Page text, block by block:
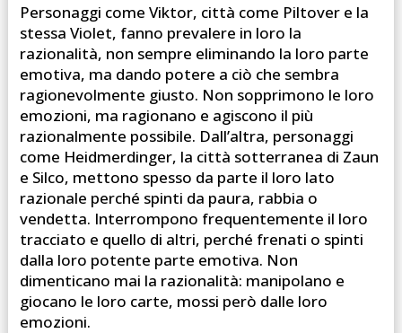
Personaggi come Viktor, città come Piltover e la
stessa Violet, fanno prevalere in loro la
razionalità, non sempre eliminando la loro parte
emotiva, ma dando potere a ciò che sembra
ragionevolmente giusto. Non sopprimono le loro
emozioni, ma ragionano e agiscono il più
razionalmente possibile. Dall’altra, personaggi
come Heidmerdinger, la città sotterranea di Zaun
e Silco, mettono spesso da parte il loro lato
razionale perché spinti da paura, rabbia o
vendetta. Interrompono frequentemente il loro
tracciato e quello di altri, perché frenati o spinti
dalla loro potente parte emotiva. Non
dimenticano mai la razionalità: manipolano e
giocano le loro carte, mossi però dalle loro
emozioni.